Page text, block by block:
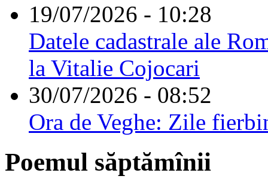
19/07/2026 - 10:28
Datele cadastrale ale
la Vitalie Cojocari
30/07/2026 - 08:52
Ora de Veghe: Zile
Poemul săptămînii